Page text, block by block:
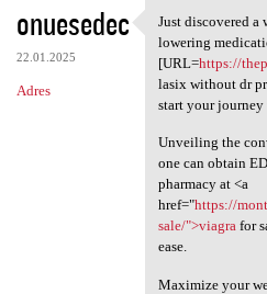
onuesedec
22.01.2025
Adres
Just
Just discovered a
lowering
[URL=https://
lasix without dr
start your journey
Unveiling the
one can obtain
pharmacy at <a
href="https://
sale/">viagrafor
ease.
Maximize your